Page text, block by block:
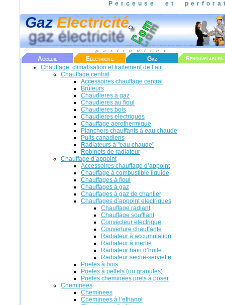
Perceuse et
GazElectricité
particulier
Acceuil Electricite Gaz Renouvelables
Chauffage, climatisation et traitement de l’air
Chauffage central
Accessoires chauffage central
Brûleurs
Chaudieres à gaz
Chaudieres au fioul
Chaudieres bois
Chaudieres electriques
Chauffage aerothermique
Planchers chauffants à eau chaude
Puits canadiens
Radiateurs à "eau chaude"
Robinets de radiateur
Chauffage d’appoint
Accessoires chauffage d’appoint
Chauffage à combustible liquide
Chauffages à fioul
Chauffages à gaz
Chauffages à gaz de chantier
Chauffages d’appoint electriques
Chauffage radiant
Chauffage soufflant
Convecteur electrique
Couverture chauffante
Radiateur à accumulation
Radiateur à inertie
Radiateur bain d’huile
Radiateur seche-serviette
Poeles à bois
Poeles à pellets (ou granules)
Poeles cheminees prets à poser
Cheminees
Cheminees
Cheminees à l’ethanol